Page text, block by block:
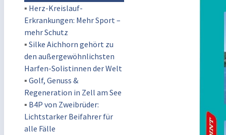
▪ Herz-Kreislauf-
Erkrankungen: Mehr Sport –
mehr Schutz
▪ Silke Aichhorn gehört zu
den außergewöhnlichsten
Harfen-Solistinnen der Welt
▪ Golf, Genuss &
Regeneration in Zell am See
▪ B4P von Zweibrüder:
Lichtstarker Beifahrer für
alle Fälle